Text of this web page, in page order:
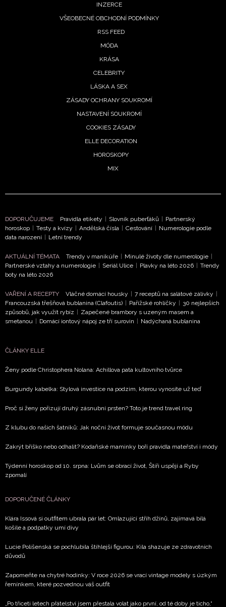
soukromí BurdaMedia Extra s.r.o.
INZERCE
VŠEOBECNÉ OBCHODNÍ PODMÍNKY
RSS FEED
MÓDA
KRÁSA
CELEBRITY
LÁSKA A SEX
ZÁSADY OCHRANY SOUKROMÍ
NASTAVENÍ SOUKROMÍ
COOKIES ZÁSADY
ELLE DECORATION
HOROSKOPY
MIX
DOPORUČUJEME Pravidla etikety | Slovník puberťáků | Partnerský
horoskop | Testy a kvízy | Andělská čísla | Cestování | Numerologie podle
data narození | Letní trendy
AKTUÁLNÍ TÉMATA Trendy v manikúře | Minulé životy dle numerologie |
Partnerské vztahy a numerologie | Seriál Ulice | Plavky na léto 2026 | Trendy
boty na léto 2026
VAŘENÍ A RECEPTY Vláčné domácí housky | 7 receptů na salátové zálivky |
Francouzská třešňová bublanina (Clafoutis) | Pařížské rohlíčky | 30 nejlepších
způsobů, jak využít rybíz | Zapečené brambory s uzeným masem a
smetanou | Domácí iontový nápoj ze tří surovin | Nadýchaná bublanina
ČLÁNKY ELLE
Ženy podle Christophera Nolana: Achillova pata kultovního tvůrce
Burgundy kabelka: Stylová investice na podzim, kterou vynosíte už teď
Proč si ženy pořizují druhý zásnubní prsten? Toto je trend travel ring
Z klubu do našich šatníků: Jak noční život formuje současnou módu
Zakrýt bříško nebo odhalit? Kodaňské maminky boří pravidla mateřství i módy
Týdenní horoskop od 10. srpna: Lvům se obrací život, Štíři uspějí a Ryby
zpomalí
DOPORUČENÉ ČLÁNKY
Klára Issová si outfitem ubrala pár let: Omlazující střih džínů, zajímavá bílá
košile a podpatky umí divy
Lucie Polišenská se pochlubila štíhlejší figurou: Kila shazuje ze zdravotních
důvodů
Zapomeňte na chytré hodinky: V roce 2026 se vrací vintage modely s úzkým
řemínkem, které pozvednou váš outfit
„Po třiceti letech přátelství jsem přestala volat jako první, od té doby je ticho,“